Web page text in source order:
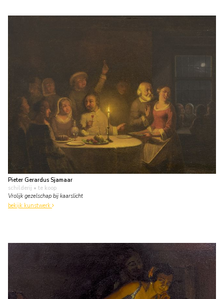
Pieter Gerardus Sjamaar
schilderij • te koop
Vrolijk gezelschap bij kaarslicht
bekijk kunstwerk